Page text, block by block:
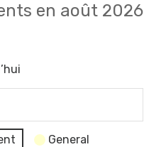
en août 2026
General